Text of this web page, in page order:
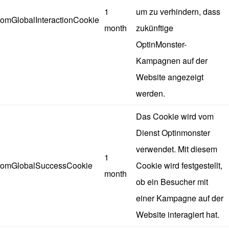
omGlobalInteractionCookie
1
month
um zu verhindern, dass
zukünftige
OptinMonster-
Kampagnen auf der
Website angezeigt
werden.
omGlobalSuccessCookie
1
month
Das Cookie wird vom
Dienst Optinmonster
verwendet. Mit diesem
Cookie wird festgestellt,
ob ein Besucher mit
einer Kampagne auf der
Website interagiert hat.